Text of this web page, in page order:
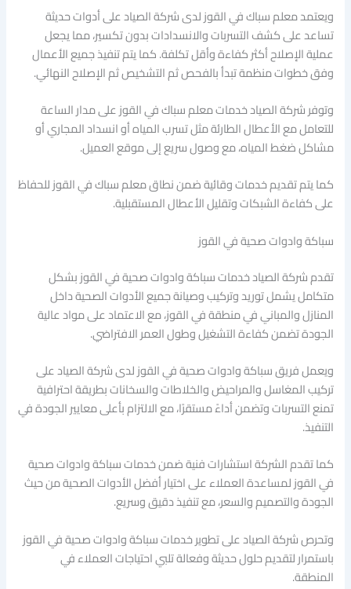
ويعتمد معلم سباك في القوز لدى شركة الصياد على أدوات حديثة
تساعد على كشف التسربات والانسدادات بدون تكسير، مما يجعل
عملية الإصلاح أكثر كفاءة وأقل تكلفة. كما يتم تنفيذ جميع الأعمال
وفق خطوات منظمة تبدأ بالفحص ثم التشخيص ثم الإصلاح النهائي.
وتوفر شركة الصياد خدمات معلم سباك في القوز على مدار الساعة
للتعامل مع الأعطال الطارئة مثل تسرب المياه أو انسداد المجاري أو
مشاكل ضغط المياه، مع وصول سريع إلى موقع العميل.
كما يتم تقديم خدمات وقائية ضمن نطاق معلم سباك في القوز للحفاظ
على كفاءة الشبكات وتقليل الأعطال المستقبلية.
سباكة وادوات صحية في القوز
تقدم شركة الصياد خدمات سباكة وادوات صحية في القوز بشكل
متكامل يشمل توريد وتركيب وصيانة جميع الأدوات الصحية داخل
المنازل والمباني في منطقة في القوز، مع الاعتماد على مواد عالية
الجودة تضمن كفاءة التشغيل وطول العمر الافتراضي.
ويعمل فريق سباكة وادوات صحية في القوز لدى شركة الصياد على
تركيب المغاسل والمراحيض والخلاطات والسخانات بطريقة احترافية
تمنع التسربات وتضمن أداءً مستقرًا، مع الالتزام بأعلى معايير الجودة في
التنفيذ.
كما تقدم الشركة استشارات فنية ضمن خدمات سباكة وادوات صحية
في القوز لمساعدة العملاء على اختيار أفضل الأدوات الصحية من حيث
الجودة والتصميم والسعر، مع تنفيذ دقيق وسريع.
وتحرص شركة الصياد على تطوير خدمات سباكة وادوات صحية في القوز
باستمرار لتقديم حلول حديثة وفعالة تلبي احتياجات العملاء في
المنطقة.